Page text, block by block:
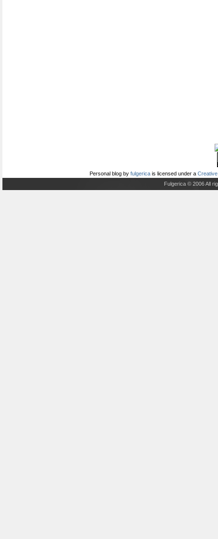
Personal blog by fulgerica is licensed under a
Fulgerica © 2006 All